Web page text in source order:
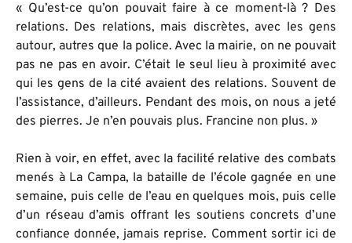
« Qu’est-ce qu’on pouvait faire à ce moment-là ? Des
relations. Des relations, mais discrètes, avec les gens
autour, autres que la police. Avec la mairie, on ne pouvait
pas ne pas en avoir. C’était le seul lieu à proximité avec
qui les gens de la cité avaient des relations. Souvent de
l’assistance, d’ailleurs. Pendant des mois, on nous a jeté
des pierres. Je n’en pouvais plus. Francine non plus. »
Rien à voir, en effet, avec la facilité relative des combats
menés à La Campa, la bataille de l’école gagnée en une
semaine, puis celle de l’eau en quelques mois, puis celle
d’un réseau d’amis offrant les soutiens concrets d’une
confiance donnée, jamais reprise. Comment sortir ici de